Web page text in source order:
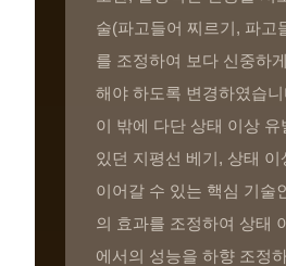
술(파고들어 찌르기, 파고
를 조정하여 보다 신중하
해야 하도록 변경하였습니
이 밖에 다단 상태 이상 유
있던 지평선 베기, 상태 이
이어갈 수 있는 핵심 기술
의 효과를 조정하여 상태
에서의 성능을 하향 조정